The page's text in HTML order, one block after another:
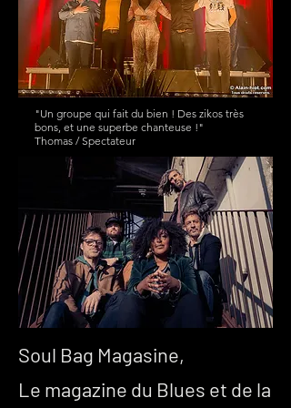
"Un groupe qui fait du bien ! Des zikos très
bons, et une superbe chanteuse !"
Thomas / Spectateur
Soul Bag Magasine,
Le magazine du Blues et de la